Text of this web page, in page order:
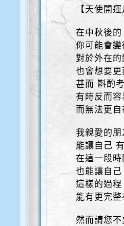
【天使開
在中秋後
你可能會
對於外在
也會想要
甚而 斟酌
有時反而
而無法更
我親愛的
能讓自己
在這一段
也能讓自
這樣的過
能有更完
然而請您